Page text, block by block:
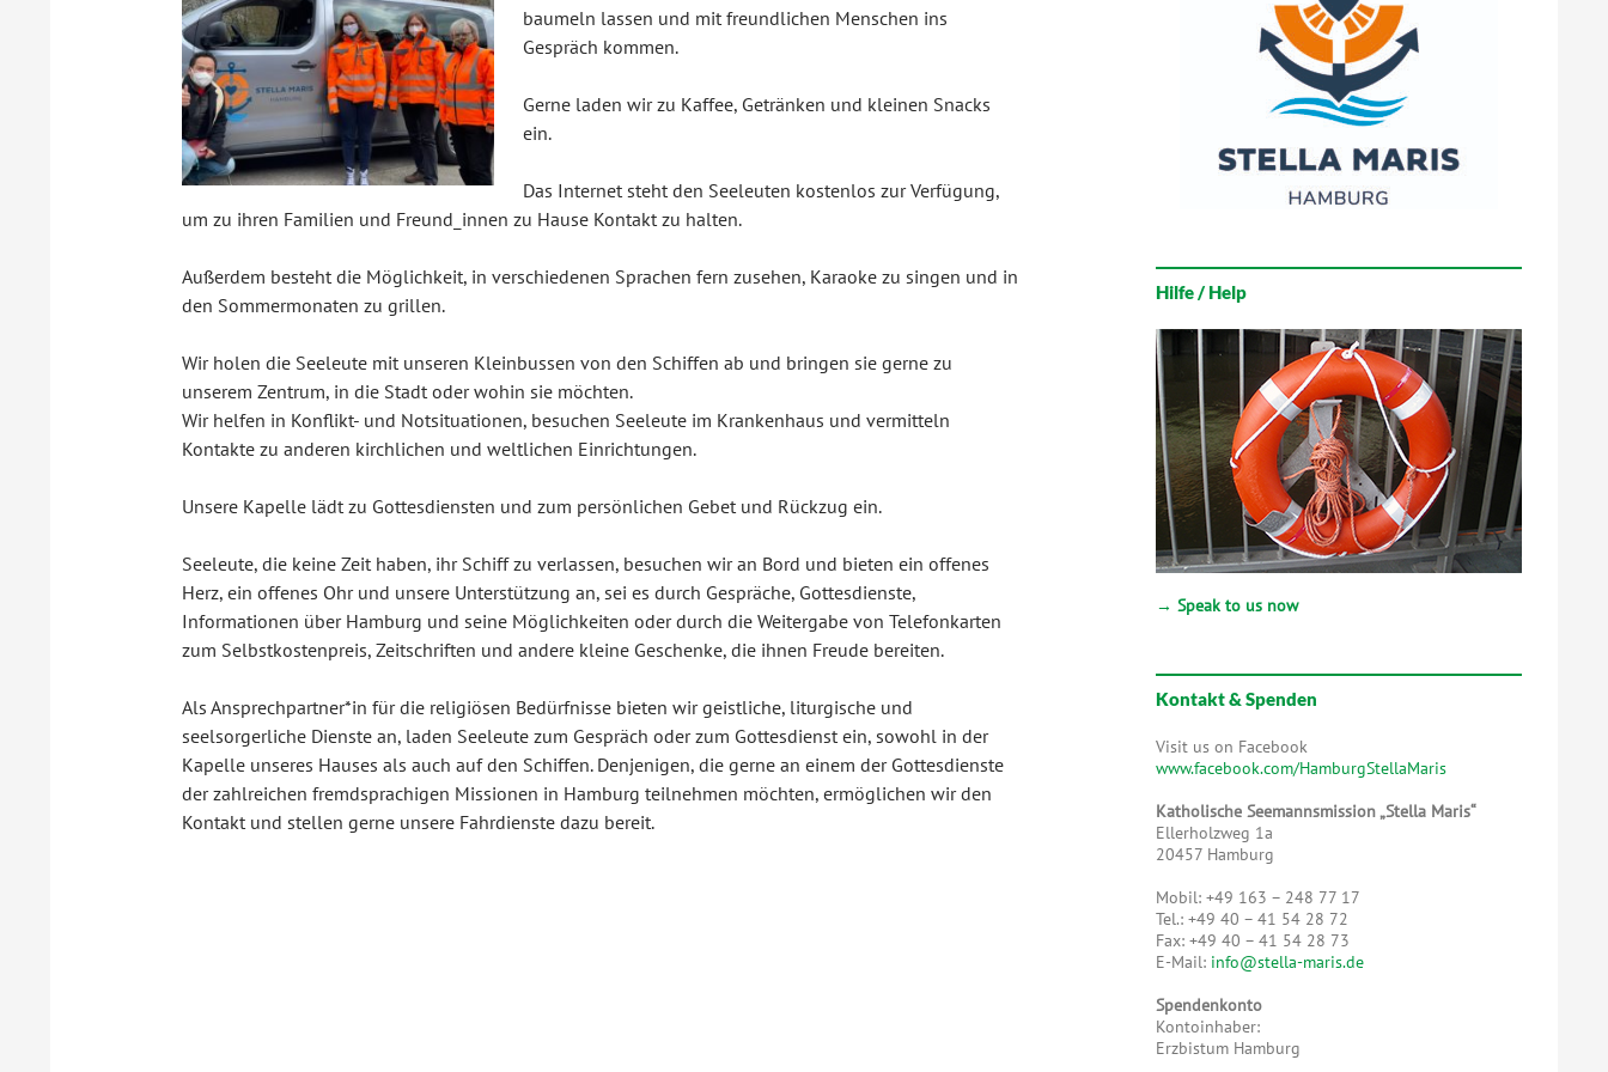
baumeln lassen und mit freundlichen Menschen ins
Gespräch kommen.
Gerne laden wir zu Kaffee, Getränken und kleinen Snacks
ein.
Das Internet steht den Seeleuten kostenlos zur Verfügung,
um zu ihren Familien und Freund_innen zu Hause Kontakt zu halten.
Außerdem besteht die Möglichkeit, in verschiedenen Sprachen fern zusehen, Karaoke zu singen und in
den Sommermonaten zu grillen.
Wir holen die Seeleute mit unseren Kleinbussen von den Schiffen ab und bringen sie gerne zu
unserem Zentrum, in die Stadt oder wohin sie möchten.
Wir helfen in Konflikt- und Notsituationen, besuchen Seeleute im Krankenhaus und vermitteln
Kontakte zu anderen kirchlichen und weltlichen Einrichtungen.
Unsere Kapelle lädt zu Gottesdiensten und zum persönlichen Gebet und Rückzug ein.
Seeleute, die keine Zeit haben, ihr Schiff zu verlassen, besuchen wir an Bord und bieten ein offenes
Herz, ein offenes Ohr und unsere Unterstützung an, sei es durch Gespräche, Gottesdienste,
Informationen über Hamburg und seine Möglichkeiten oder durch die Weitergabe von Telefonkarten
zum Selbstkostenpreis, Zeitschriften und andere kleine Geschenke, die ihnen Freude bereiten.
Als Ansprechpartner*in für die religiösen Bedürfnisse bieten wir geistliche, liturgische und
seelsorgerliche Dienste an, laden Seeleute zum Gespräch oder zum Gottesdienst ein, sowohl in der
Kapelle unseres Hauses als auch auf den Schiffen. Denjenigen, die gerne an einem der Gottesdienste
der zahlreichen fremdsprachigen Missionen in Hamburg teilnehmen möchten, ermöglichen wir den
Kontakt und stellen gerne unsere Fahrdienste dazu bereit.
Hilfe / Help
→ Speak to us now
Kontakt & Spenden
Visit us on Facebook
www.facebook.com/HamburgStellaMaris
Katholische Seemannsmission „Stella Maris“
Ellerholzweg 1a
20457 Hamburg
Mobil: +49 163 – 248 77 17
Tel.: +49 40 – 41 54 28 72
Fax: +49 40 – 41 54 28 73
E-Mail: info@stella-maris.de
Spendenkonto
Kontoinhaber:
Erzbistum Hamburg